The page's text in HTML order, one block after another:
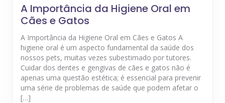
A Importância da Higiene Oral em
Cães e Gatos
A Importância da Higiene Oral em Cães e Gatos A
higiene oral é um aspecto fundamental da saúde dos
nossos pets, muitas vezes subestimado por tutores.
Cuidar dos dentes e gengivas de cães e gatos não é
apenas uma questão estética; é essencial para prevenir
uma série de problemas de saúde que podem afetar o
[…]